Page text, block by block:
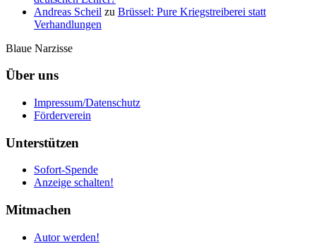
Andreas Scheil zu Brüssel: Pure Kriegstreiberei statt
Verhandlungen
Blaue Narzisse
Über uns
Impressum/Datenschutz
Förderverein
Unterstützen
Sofort-Spende
Anzeige schalten!
Mitmachen
Autor werden!